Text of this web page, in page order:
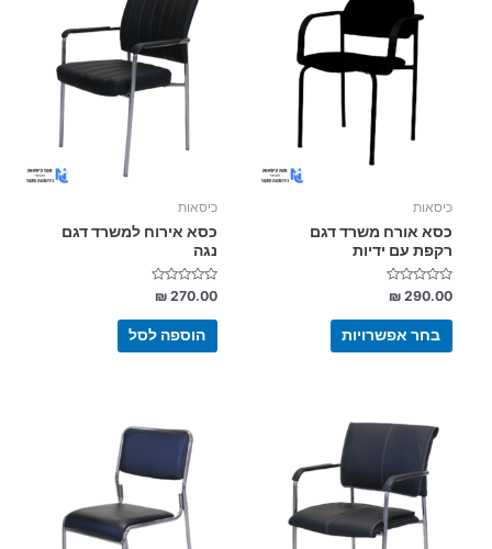
כיסאות
כסא אורח משרד דגם
רקפת עם ידיות
דורג
0
מתוך
₪290.00
בחר אפשרויות
זה
מספר
סוגים.
לבחור
האפשרויות
המוצר
כיסאות
כסא אירוח למשרד דגם
נגה
דורג
0
מתוך
₪270.00
הוספה לסל